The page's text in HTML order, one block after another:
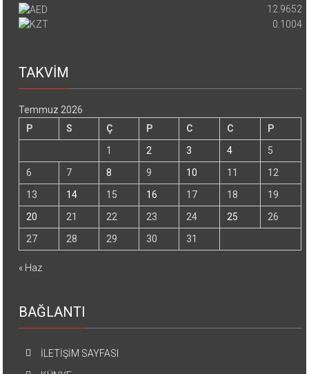
12.9652
0.1004
TAKVİM
Temmuz 2026
P
S Ç P C C
P
1
2 3 4
5
6
7 8 9 10 11
12
13
14 15 16 17 18
19
20
21 22 23 24 25
26
27
28 29 30 31
« Haz
BAĞLANTI
İLETİŞİM SAYFASI